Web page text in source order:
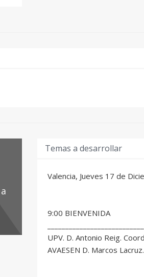
Temas a desarrollar
Valencia, Jueves 17 de
9:00 BIENVENIDA
UPV. D. Antonio Reig.
AVAESEN D. Marcos